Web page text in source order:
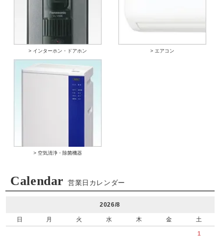
> インターホン・ドアホン > エアコン
> 空気清浄・除菌機器
Calendar 営業日カレンダー
2026/8
日 月 火 水 木 金 土
1